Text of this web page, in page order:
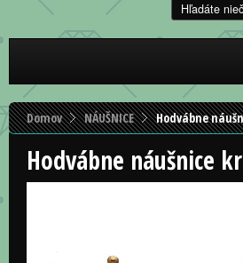
Hodvábne náušnice
Domov NÁUŠNICE Hodvábne